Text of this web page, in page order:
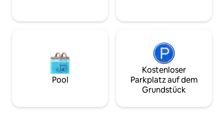
Pool
Kostenloser
Parkplatz auf dem
Grundstück